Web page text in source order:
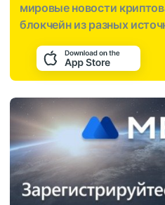
мировые новости
блокчейн из разных